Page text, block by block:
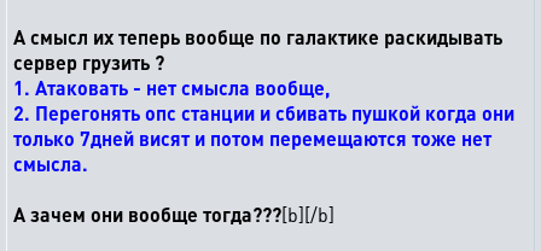
А смысл их теперь вообще по галактике раскидывать
сервер грузить ?
1. Атаковать - нет смысла вообще,
2. Перегонять опс станции и сбивать пушкой когда они
только 7дней висят и потом перемещаются тоже нет
смысла.
А зачем они вообще тогда???[b][/b]